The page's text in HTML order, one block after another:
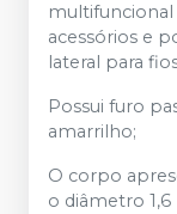
acessórios e
lateral para
Possui furo
amarrilho;
O corpo
o diâmetro